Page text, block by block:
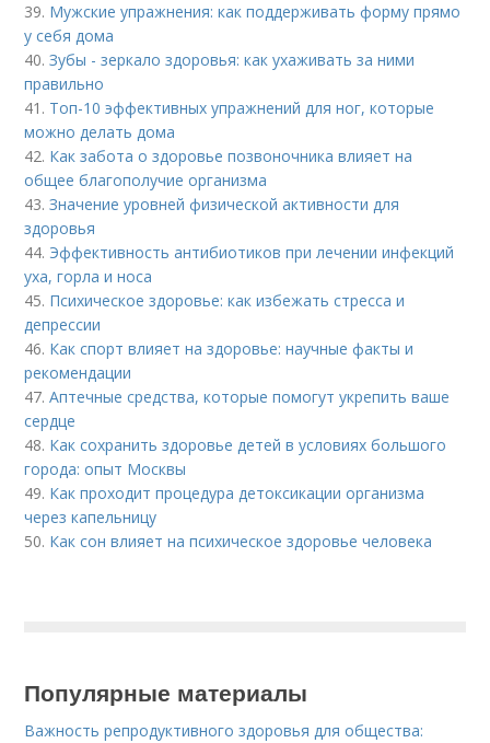
39. Мужские упражнения: как поддерживать форму прямо
у себя дома
40.Зубы - зеркало здоровья: как ухаживать за ними
правильно
41. Топ-10 эффективных упражнений для ног, которые
можно делать дома
42. Как забота о здоровье позвоночника влияет на
общее благополучие организма
43.Значение уровней физической активности для
здоровья
44. Эффективность антибиотиков при лечении инфекций
уха, горла и носа
45. Психическое здоровье: как избежать стресса и
депрессии
46. Как спорт влияет на здоровье: научные факты и
рекомендации
47.Аптечные средства, которые помогут укрепить ваше
сердце
48. Как сохранить здоровье детей в условиях большого
города: опыт Москвы
49. Как проходит процедура детоксикации организма
через капельницу
50. Как сон влияет на психическое здоровье человека
Популярные материалы
Важность репродуктивного здоровья для общества: